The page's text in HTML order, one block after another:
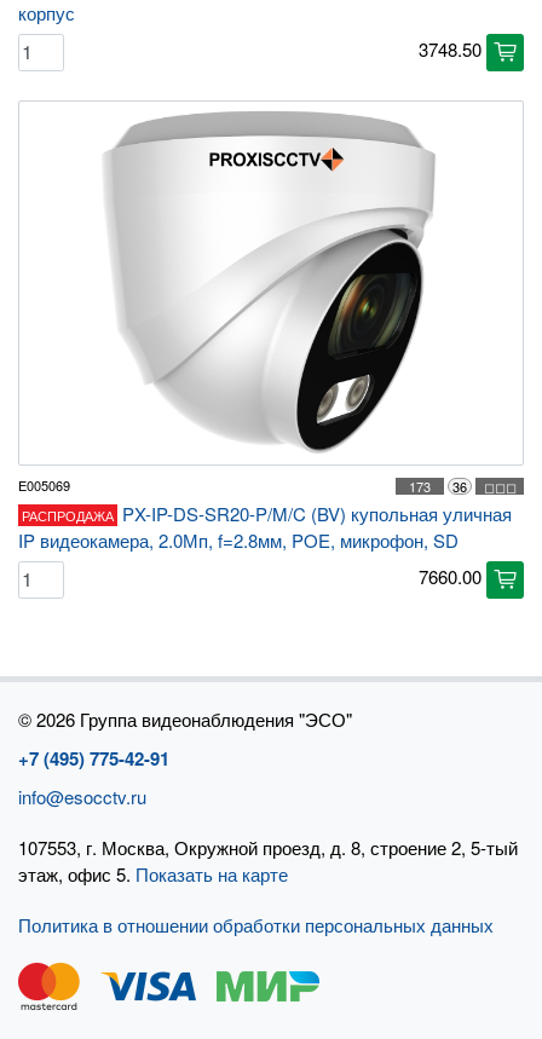
корпус
3748.50 cart
E005069 ◻◻◻
36
173
РАСПРОДАЖА PX-IP-DS-SR20-P/M/C (BV) купольная уличная
IP видеокамера, 2.0Мп, f=2.8мм, POE, микрофон, SD
7660.00 cart
©2026 Группа видеонаблюдения "ЭСО"
+7 (495) 775-42-91
info@esocctv.ru
107553, г. Москва, Окружной проезд, д. 8, строение 2, 5-тый
этаж, офис 5. Показать на карте
Политика в отношении обработки персональных данных